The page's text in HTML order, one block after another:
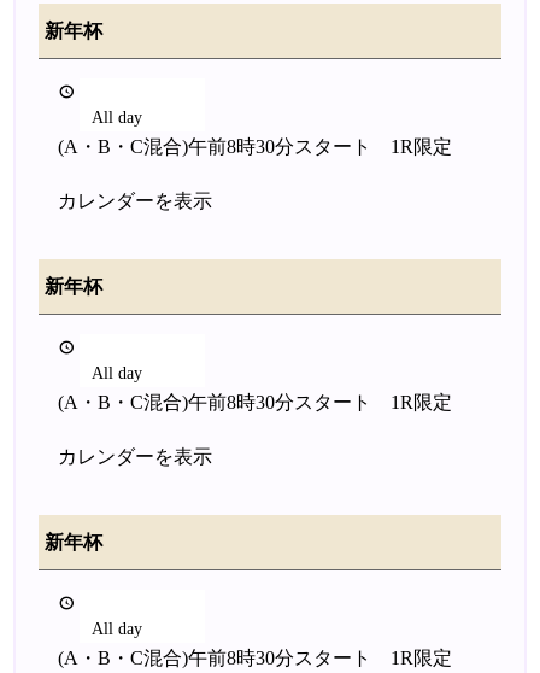
新年杯
All day
(A・B・C混合)午前8時30分スタート 1R限定
カレンダーを表示
新年杯
All day
(A・B・C混合)午前8時30分スタート 1R限定
カレンダーを表示
新年杯
All day
(A・B・C混合)午前8時30分スタート 1R限定